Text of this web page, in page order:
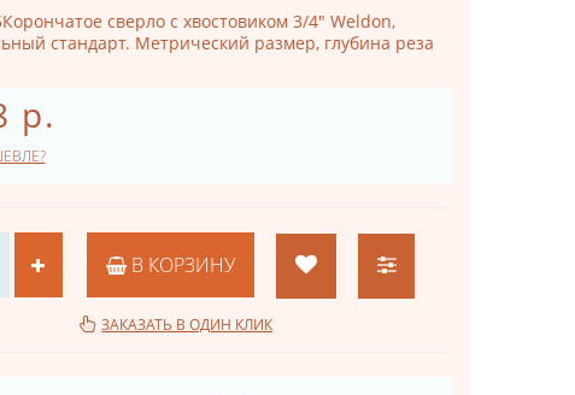
сверло с хвостовиком 3/4" Weldon,
стандарт. Метрический размер, глубина реза
р.
В КОРЗИНУ
ЗАКАЗАТЬ В ОДИН КЛИК